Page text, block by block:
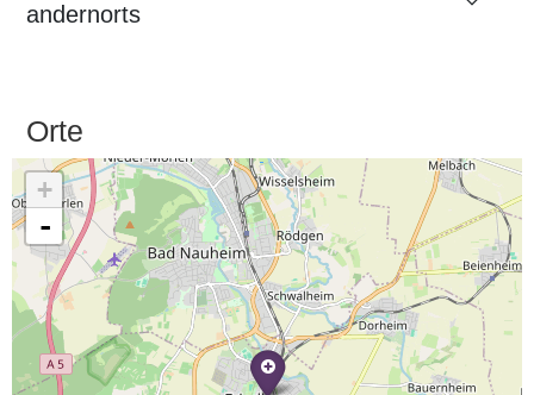
andernorts
Orte
+
-